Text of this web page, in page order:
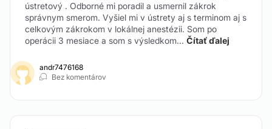
ústretový . Odborné mi poradil a usmernil zákrok
správnym smerom. Vyšiel mi v ústrety aj s terminom aj s
celkovým zákrokom v lokálnej anestézii. Som po
operácii 3 mesiace a som s výsledkom... Čítať ďalej
andr7476168
Bez komentárov